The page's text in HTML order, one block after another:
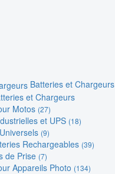
Batteries et Chargeurs
et Chargeurs
Motos (27)
et UPS (18)
(9)
Rechargeables (39)
de Prise (7)
Appareils Photo (134)